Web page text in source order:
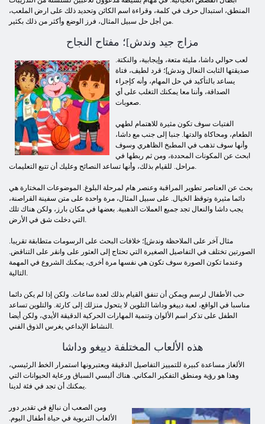
المنطق، استبدال حرف في كلمة، وقراءة اسم الكائن وتحديد ذلك على ارض الملعب،
من أجل حل سبيل المثال، فرز الوضع وأكثر من ذلك بكثير.
مزاج جيد وندش]؛ مفتاح النجاح
لعب حوالي داشا، مليئة متعة، وإيجابية، والنكتة.
صديقتها الثابت النعال وندش]؛ قرد لطيف، فتاة
يساعد بالتأكيد في حل المهام، وأنه كإجراء
الصداقة، وأننا معا يمكنك التغلب على أي
صعوبات.
الفتيات سوف تكون مثيرة للاهتمام لطهي
الطعام، ومحاكاة والدتها. جنبا إلى جنب مع داشا،
وأنها سوف تذهب في المطبخ الظاهري وسوف
ابحث عن المكونات المحددة، ومن ثم ربطها في
مراحل. للقيام بذلك، وأنها تساعد النصائح وعليك أن تتبع التعليمات.
بحث عن العناصر تطوير المراقبة وعنصر هام لمرحلة البلوغ. الموضوعات المختارة هي
دائما مثيرة وتوقظ الخيال. على سبيل المثال، مرة واحدة على متن سفينة القراصنة،
يجب داشا والنعال تجد جميع العملات الذهبية. بعضها في مكان بارز، ولكن هناك تلك
التي دخلت شق في الأرض.
مثال آخر على الملاحظة وندش]؛ خلافات البحث على الرسومات متطابقة تقريبا.
الصورتين تختلف في التفاصيل الصغيرة التي تحتاج إلى العثور على وانقر على التناقض.
وعندما تكون الصورة سوف تكون هي نفسها مرة أخرى، يمكنك الشروع في المهمة
التالية.
حب الأطفال لرسم ويمكن أن تنفق القيام بذلك لعدة ساعات. ولكن إذا لم يكن دائما
مناسبا في الواقع، لعبة دييغو وداشا التلوين لا يتحول منزلك إلى كارثة. والتلوين تساعد
الطفل على تذكر اسم الألوان وتنمية المهارات الحركية الدقيقة الأيدي، ولكن أيضا
النشاط الإبداعي يغرس الذوق الفني.
هذه الألعاب المختلفة دييغو وداشا
الألغاز مساعدة كبيرة للتمييز التفاصيل الدقيقة ويعتبرونها استمرار الخط الرئيسي،
وهذا هو رؤية ومنطق التفكير المكاني. هناك ألبسي السباق ورعاية الحيوانات التي
يمكنك أن تجد في فئة لدينا.
ومن الصعب أن نبالغ في تقدير دور
الألعاب التربوية في حياة أطفال اليوم.